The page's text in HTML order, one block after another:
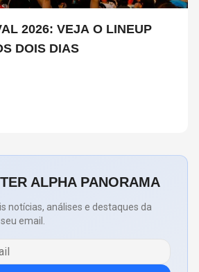
2026: VEJA O LINEUP
DOIS DIAS
ALPHA PANORAMA
notícias, análises e destaques da
email.